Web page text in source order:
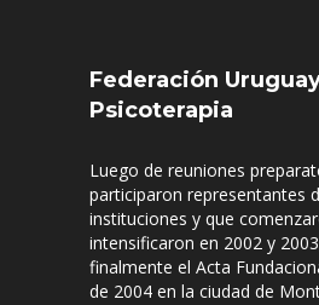
Federación
Psicoterapia
Luego de reuniones
participaron representantes
instituciones y que
intensificaron en 2002 y
finalmente el Acta
de 2004 en la ciudad de